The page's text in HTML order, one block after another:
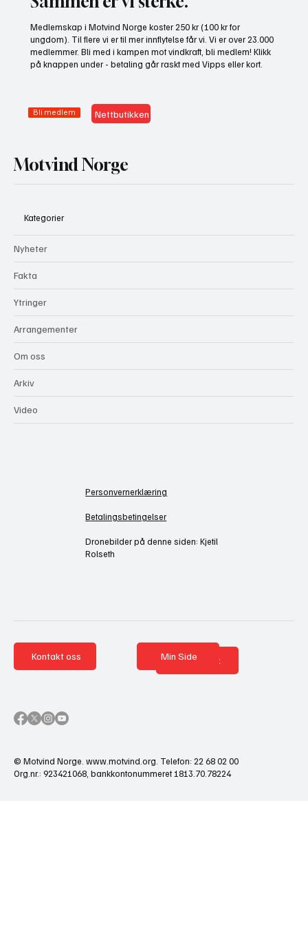
presse fram mer vindkraft
Medlemskap i Motvind Norge koster 250 kr (100 kr for
ungdom). Til flere vi er til mer innflytelse får vi. Vi er over 23.000
medlemmer. Bli med i kampen mot vindkraft, bli medlem! Klikk
på knappen under - betaling går raskt med Vipps eller kort.
Bli medlem Nettbutikken
Motvind Norge
Kategorier
Nyheter
Fakta
Ytringer
Arrangementer
Om oss
Arkiv
Video
Personvernerklæring
Betalingsbetingelser
Dronebilder på denne siden: Kjetil
Rolseth
Kontakt oss Nettbutikk
Min Side
© Motvind Norge. www.motvind.org . Telefon: 22 68 02 00
Org.nr.: 923421068, bankkontonummeret 1813.70.78224